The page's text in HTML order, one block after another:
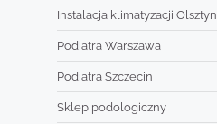
Instalacja klimatyzacji Olsztyn
Podiatra Warszawa
Podiatra Szczecin
Sklep podologiczny